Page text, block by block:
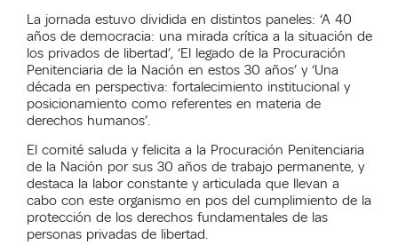
La jornada estuvo dividida en distintos paneles: ‘A 40
años de democracia: una mirada crítica a la situación de
los privados de libertad’, ‘El legado de la Procuración
Penitenciaria de la Nación en estos 30 años’ y ‘Una
década en perspectiva: fortalecimiento institucional y
posicionamiento como referentes en materia de
derechos humanos’.
El comité saluda y felicita a la Procuración Penitenciaria
de la Nación por sus 30 años de trabajo permanente, y
destaca la labor constante y articulada que llevan a
cabo con este organismo en pos del cumplimiento de la
protección de los derechos fundamentales de las
personas privadas de libertad.